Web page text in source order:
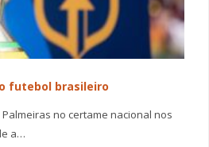
futebol brasileiro
no certame nacional nos
a…